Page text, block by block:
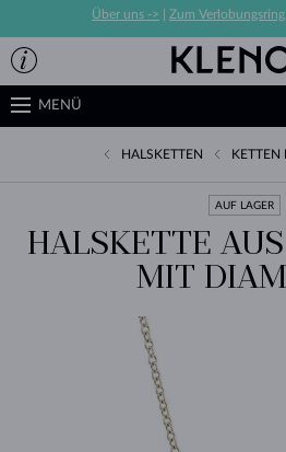
Über uns -> Zum
MENÜ
HALSKETTEN KETTEN
AUF LAGER
HALSKETTE
MIT